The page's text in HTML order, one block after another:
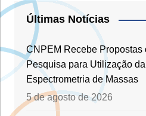
Últimas Notícias
CNPEM Recebe Propostas
Pesquisa para Utilização
Espectrometria de Massas
5 de agosto de 2026